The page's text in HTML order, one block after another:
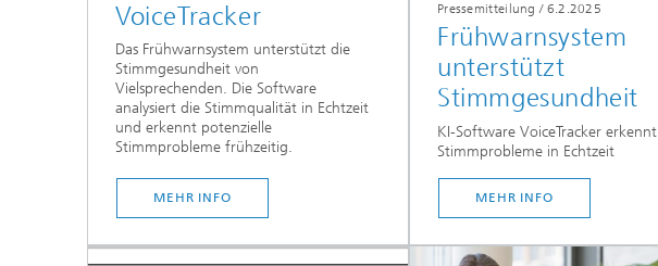
VoiceTracker
Das Frühwarnsystem unterstützt die
Stimmgesundheit von
Vielsprechenden. Die Software
analysiert die Stimmqualität in Echtzeit
und erkennt potenzielle
Stimmprobleme frühzeitig.
MEHR INFO
Pressemitteilung/ 6.2.2025
Frühwarnsystem
unterstützt
Stimmgesundheit
KI-Software VoiceTracker erkennt
Stimmprobleme in Echtzeit
MEHR INFO